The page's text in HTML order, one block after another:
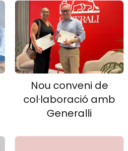
Nou conveni de
col·laboració amb
Generalli